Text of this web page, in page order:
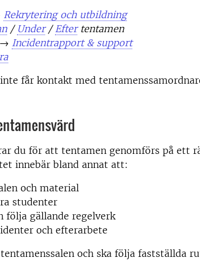
Rekrytering och utbildning
/ Under/Eftertentamen
→ Incidentrapport & support
får kontakt med
du för att tentamen genomförs på ett
innebär bland annat att:
och material
studenter
följa gällande regelverk
och efterarbete
och ska följa fastställda